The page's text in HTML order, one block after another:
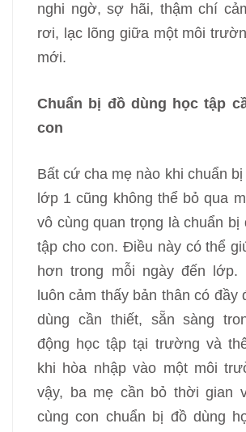
nghi ngờ, sợ hãi, thậm chí
rơi, lạc lõng giữa một môi
mới.
Chuẩn bị đồ dùng học tập
con
Bất cứ cha mẹ nào khi chuẩn
lớp 1 cũng không thể bỏ qua
vô cùng quan trọng là chuẩn bị
tập cho con. Điều này có thể
hơn trong mỗi ngày đến lớp.
luôn cảm thấy bản thân có đầy
dùng cần thiết, sẵn sàng
động học tập tại trường và
khi hòa nhập vào một môi
vậy, ba mẹ cần bỏ thời gian
cùng con chuẩn bị đồ dùng